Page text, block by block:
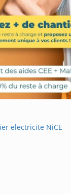
electricite NiCE